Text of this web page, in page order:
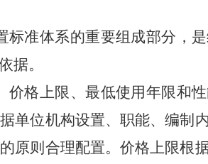
准体系的重要组成部分，
据。
价格上限、最低使用年限和
单位机构设置、职能、编制
原则合理配置。价格上限根